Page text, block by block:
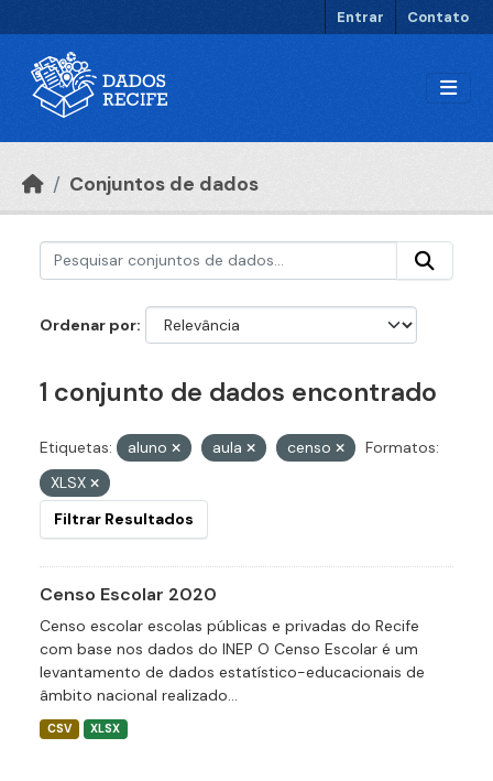
Entrar Contato
Conjuntos de dados
Ordenar por
1 conjunto de dados encontrado
Etiquetas: aluno aula censo
Formatos:
XLSX
Filtrar Resultados
Censo Escolar 2020
Censo escolar escolas públicas e privadas do Recife
com base nos dados do INEP O Censo Escolar é um
levantamento de dados estatístico-educacionais de
âmbito nacional realizado...
CSV XLSX